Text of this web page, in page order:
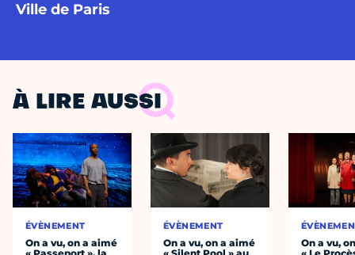
Ville de Paris
À LIRE AUSSI
ÉVÈNEMENT
On a vu, on a aimé
ÉVÈNEMENT
On a vu, on a aimé
On a vu,